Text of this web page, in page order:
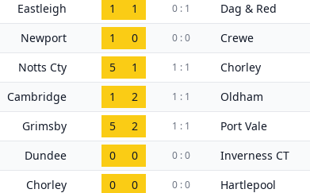
Eastleigh 1 1 0 : 1 Dag & Red
Newport 1 0 0 : 0 Crewe
Notts Cty 5 1 1 : 1 Chorley
Cambridge 1 2 1 : 1 Oldham
Grimsby 5 2 1 : 1 Port Vale
Dundee 0 0 0 : 0 Inverness CT
Chorley 0 0 0 : 0 Hartlepool